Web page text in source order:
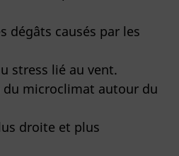
dégâts causés par les
stress lié au vent.
microclimat autour du
droite et plus